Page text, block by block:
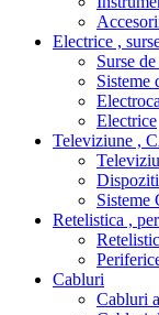
Electrice ,
Surse
Sisteme
Electrice
Televiziune ,
Sisteme
Retelistica ,
Cabluri
Cabluri